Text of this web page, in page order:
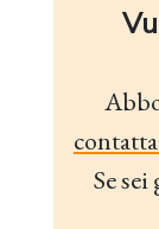
Se